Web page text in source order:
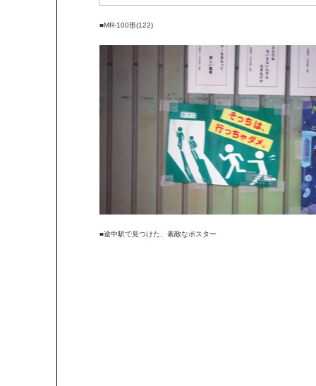
■MR-100形(122)
■途中駅で見つけた、素敵なポスター